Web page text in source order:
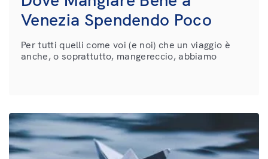
Venezia Spendendo Poco
Per tutti quelli come voi (e noi) che un viaggio è
anche, o soprattutto, mangereccio, abbiamo